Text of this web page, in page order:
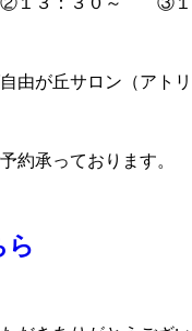
が丘サロン（アトリ
約承っております。